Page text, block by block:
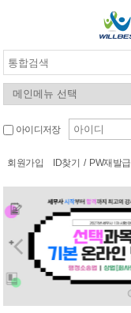
아이디저장
회원가입 ID찾기 / PW재발급